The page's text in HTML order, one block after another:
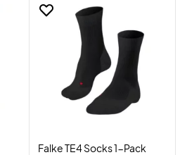
Falke TE4 Socks 1-Pack